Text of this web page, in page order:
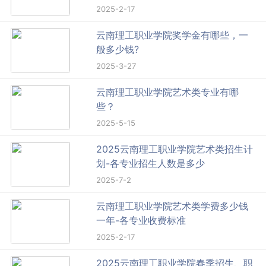
2025-2-17
云南理工职业学院奖学金有哪些，一
般多少钱?
2025-3-27
云南理工职业学院艺术类专业有哪
些？
2025-5-15
2025云南理工职业学院艺术类招生计
划-各专业招生人数是多少
2025-7-2
云南理工职业学院艺术类学费多少钱
一年-各专业收费标准
2025-2-17
2025云南理工职业学院春季招生、职